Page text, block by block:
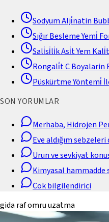
Sodyum Alji̇natin
Sığır Besleme Yemi̇
Sali̇si̇li̇k Asi̇t Yem
Rongali̇t C Boyalarin
Püskürtme Yöntemi̇
SON YORUMLAR
Merhaba, Hidrojen
Eve aldığım
Urun ve sevkiyat
Kimyasal hammadde
Cok bilgilendirici
gida raf omru uzatma